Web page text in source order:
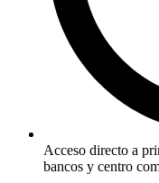
Acceso directo a
bancos y centro